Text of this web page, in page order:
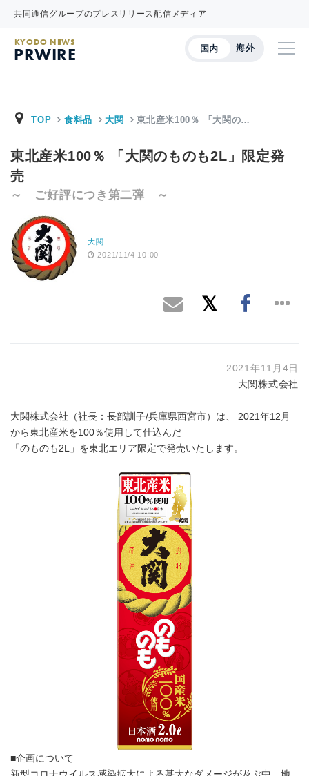
共同通信グループのプレスリリース配信メディア
国内 海外
KYODO NEWS
PRWIRE
TOP 食料品 大関 東北産米100％ 「大関の…
東北産米100％ 「大関のものも2L」限定発
売
～ ご好評につき第二弾 ～
大関
2021/11/4 10:00
2021年11月4日
大関株式会社
大関株式会社（社長：長部訓子/兵庫県西宮市）は、 2021年12月
から東北産米を100％使用して仕込んだ
「のものも2L」を東北エリア限定で発売いたします。
■企画について